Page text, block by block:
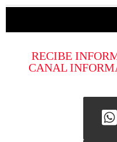
RECIBE
CANAL